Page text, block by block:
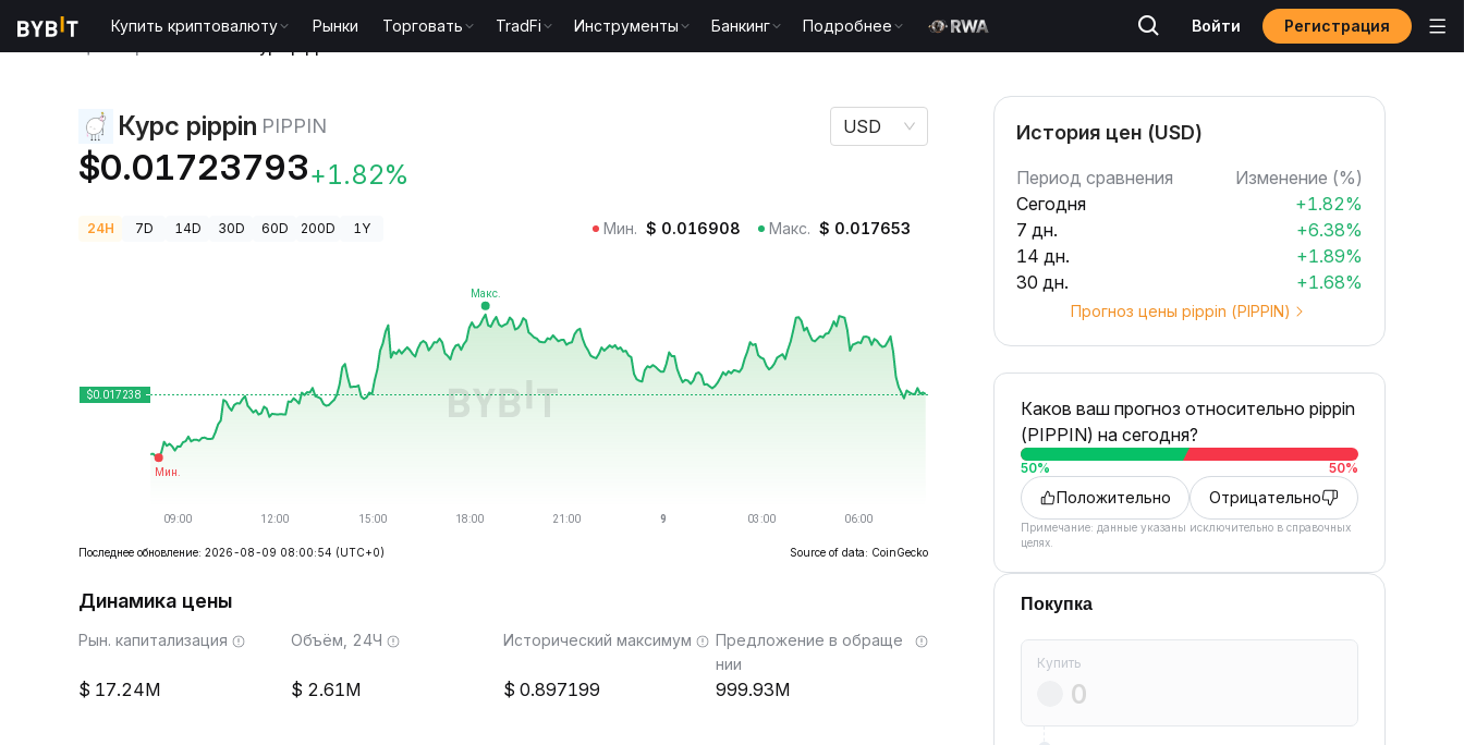
Купить криптовалюту Рынки Торговать TradFi Инструменты Банкинг Подробнее Войти Регистрация
Курс pippin PIPPIN
$0.01723793+1.82%
USD
24H 7D 14D 30D 60D 200D 1Y Мин. $ 0.016908 Макс. $ 0.017653
Последнее обновление: 2026-08-09 08:00:54 (UTC+0) Source of data: CoinGecko
Динамика цены
Рын. капитализация
17.24M
Объём, 24Ч
2.61M
Исторический максимум
0.897199
Предложение в обраще
нии
999.93M
История цен (USD)
Период сравнения
Изменение (%)
Сегодня
+1.82%
7 дн.
+6.38%
14 дн.
+1.89%
30 дн.
+1.68%
Прогноз цены pippin (PIPPIN)
Каков ваш прогноз относительно pippin
(PIPPIN) на сегодня?
50% 50%
Положительно Отрицательно
Примечание: данные указаны исключительно в справочных
целях.
Покупка
Купить